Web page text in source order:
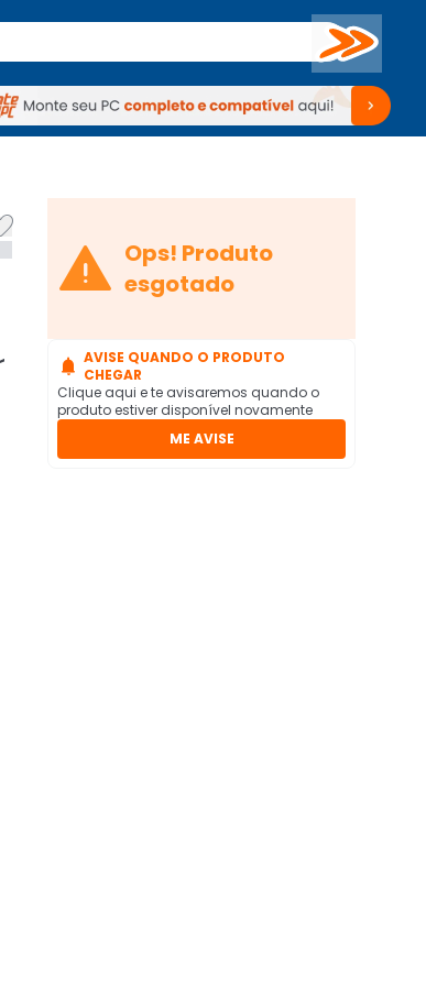
Buscar
Computadores Periféricos TV Venda no KaBuM!
Periféricos TV Venda no KaBuM!
 Ops! Produto
esgotado
 AVISE QUANDO O PRODUTO
CHEGAR
Clique aqui e te avisaremos quando o
produto estiver disponível novamente
ME AVISE